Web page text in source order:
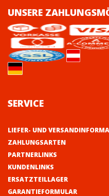
UNSERE
SERVICE
LIEFER- UND
ZAHLUNGSARTEN
PARTNERLINKS
KUNDENLINKS
ERSATZTEILLAGER
GARANTIEFORMULAR